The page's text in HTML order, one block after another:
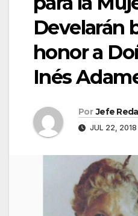
Develarán
honor a
Inés
Por Jefe
JUL 22, 2018